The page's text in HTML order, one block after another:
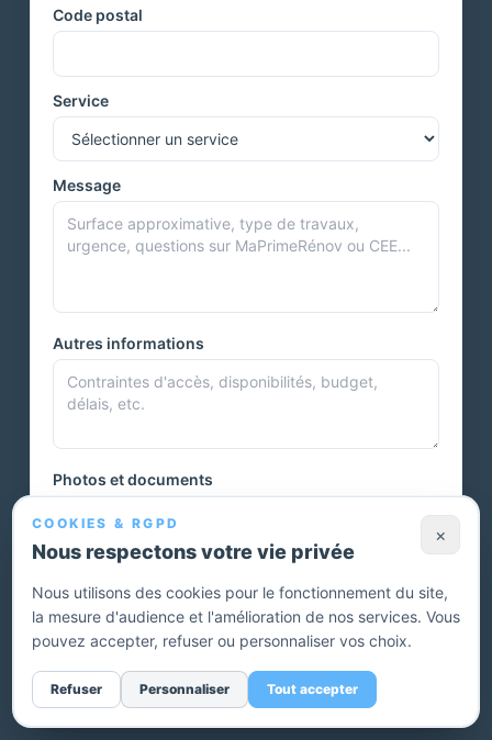
Code postal
Service
Message
Autres informations
Photos et documents
Vous pouvez joindre plusieurs photos ou autres documents.
Envoyer ma demande — devis gratuit
Sans engagement. Un conseiller vous rappelle pour affiner
votre projet.
COOKIES & RGPD
Nous respectons votre vie privée
×
Nous utilisons des cookies pour le fonctionnement du site,
la mesure d'audience et l'amélioration de nos services. Vous
pouvez accepter, refuser ou personnaliser vos choix.
Refuser Personnaliser Tout accepter